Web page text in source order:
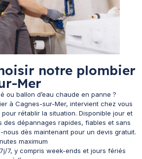
notre plombier
Mer
ou ballon d’eau chaude en panne ?
à Cagnes-sur-Mer, intervient chez vous
rétablir la situation. Disponible jour et
des dépannages rapides, fiables et sans
dès maintenant pour un devis gratuit.
maximum
7, y compris week-ends et jours fériés